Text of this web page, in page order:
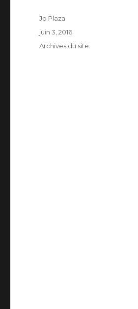
Auteur
Jo Plaza
Publié
juin 3, 2016
Catégories
Archives du site